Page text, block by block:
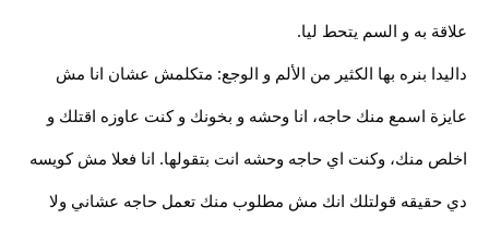
علاقة به و السم يتحط ليا.
داليدا بنره بها الكثير من الألم و الوجع: متكلمش عشان انا مش
عايزة اسمع منك حاجه، انا وحشه و بخونك و كنت عاوزه اقتلك و
اخلص منك، وكنت اي حاجه وحشه انت بتقولها. انا فعلا مش كويسه
دي حقيقه قولتلك انك مش مطلوب منك تعمل حاجه عشاني ولا